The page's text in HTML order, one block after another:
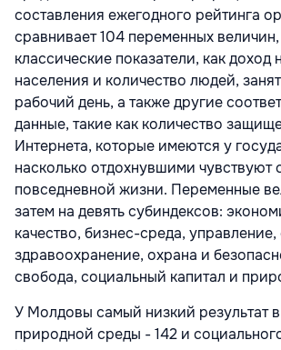
составления ежегодного рейтинга
сравнивает 104 переменных
классические показатели, как доход
населения и количество людей,
рабочий день, а также другие
данные, такие как количество
Интернета, которые имеются у
насколько отдохнувшими чувствуют
повседневной жизни. Переменные
затем на девять субиндексов:
качество, бизнес-среда,
здравоохранение, охрана и
свобода, социальный капитал и
У Молдовы самый низкий результат
природной среды - 142 и